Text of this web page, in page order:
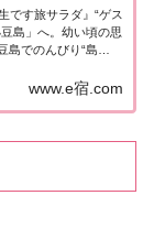
です旅サラダ』“ゲス
島」へ。幼い頃の思
島でのんびり“島
介された情報はこち
www.e宿.com